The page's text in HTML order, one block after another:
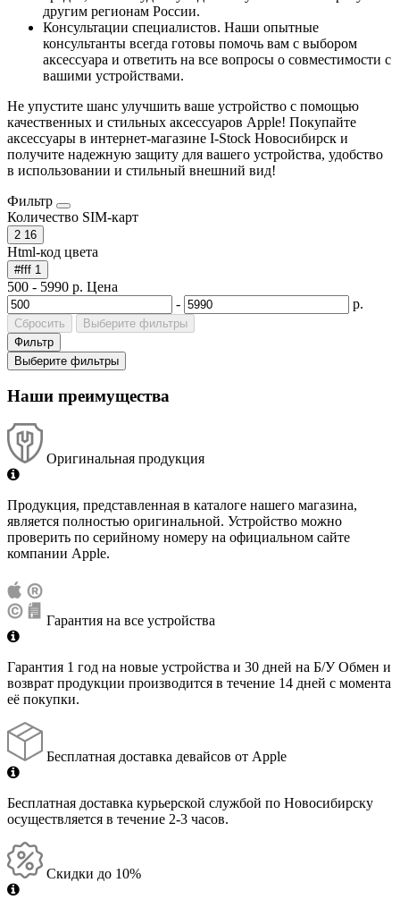
другим регионам России.
Консультации специалистов. Наши опытные
консультанты всегда готовы помочь вам с выбором
аксессуара и ответить на все вопросы о совместимости с
вашими устройствами.
Не упустите шанс улучшить ваше устройство с помощью
качественных и стильных аксессуаров Apple! Покупайте
аксессуары в интернет-магазине I-Stock Новосибирск и
получите надежную защиту для вашего устройства, удобство
в использовании и стильный внешний вид!
Фильтр
Количество SIM-карт
2 16
Html-код цвета
#fff 1
500 - 5990 р. Цена
-
р.
Сбросить
Выберите фильтры
Фильтр
Выберите фильтры
Наши преимущества
Оригинальная продукция
Продукция, представленная в каталоге нашего магазина,
является полностью оригинальной. Устройство можно
проверить по серийному номеру на официальном сайте
компании Apple.
Гарантия на все устройства
Гарантия 1 год на новые устройства и 30 дней на Б/У Обмен и
возврат продукции производится в течение 14 дней с момента
её покупки.
Бесплатная доставка девайсов от Apple
Бесплатная доставка курьерской службой по Новосибирску
осуществляется в течение 2-3 часов.
Скидки до 10%